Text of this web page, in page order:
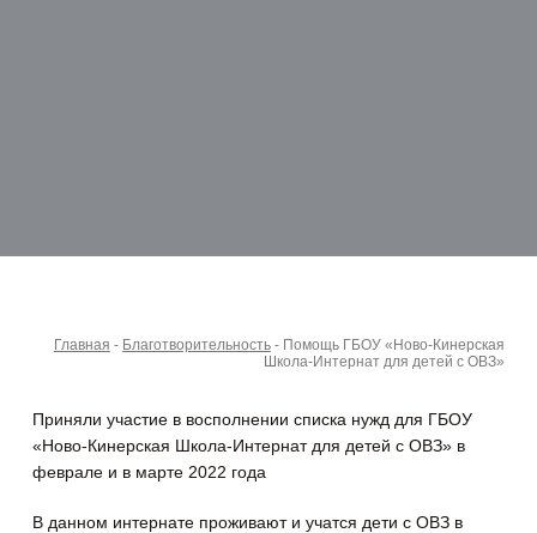
Главная - Благотворительность- Помощь ГБОУ «Ново-Кинерская
Школа-Интернат для детей с ОВЗ»
Приняли участие в восполнении списка нужд для ГБОУ
«Ново-Кинерская Школа-Интернат для детей с ОВЗ» в
феврале и в марте 2022 года
В данном интернате проживают и учатся дети с ОВЗ в